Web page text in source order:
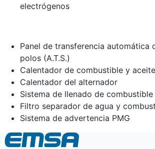
electrógenos
Panel de transferencia automática
polos (A.T.S.)
Calentador de combustible y aceite
Calentador del alternador
Sistema de llenado de
Filtro separador de agua y
Sistema de advertencia PMG